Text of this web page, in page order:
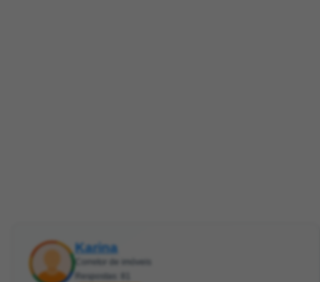
Karina
Corretor de imóveis
Respostas: 81